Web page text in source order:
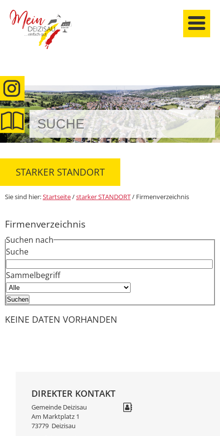
anmelden
STARKER STANDORT
Sie sind hier:Startseite/starker STANDORT/ Firmenverzeichnis
Firmenverzeichnis
Suchen nach
Suche
Sammelbegriff
KEINE DATEN VORHANDEN
DIREKTER KONTAKT
Gemeinde Deizisau
Am Marktplatz 1
73779 Deizisau